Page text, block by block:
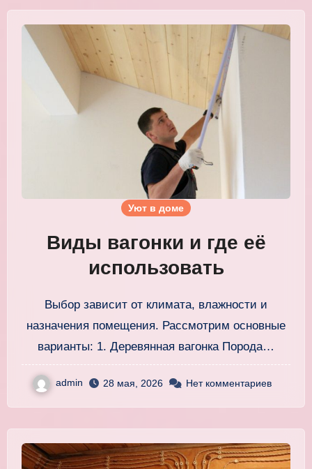
Уют в доме
Виды вагонки и где её
использовать
Выбор зависит от климата, влажности и
назначения помещения. Рассмотрим основные
варианты: 1. Деревянная вагонка Порода…
admin 28 мая, 2026 Нет комментариев